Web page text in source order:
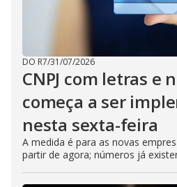
DO R7/31/07/2026
CNPJ com letras e
começa a ser
nesta sexta-feira
A medida é para as novas
partir de agora; números já